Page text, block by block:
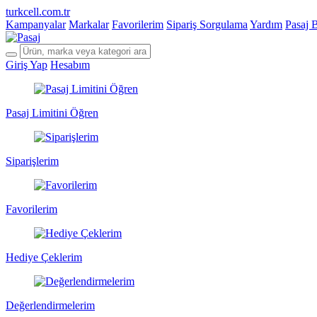
turkcell.com.tr
Kampanyalar Markalar Favorilerim Sipariş Sorgulama Yardım Pasaj
Giriş Yap Hesabım
Pasaj Limitini Öğren
Siparişlerim
Favorilerim
Hediye Çeklerim
Değerlendirmelerim